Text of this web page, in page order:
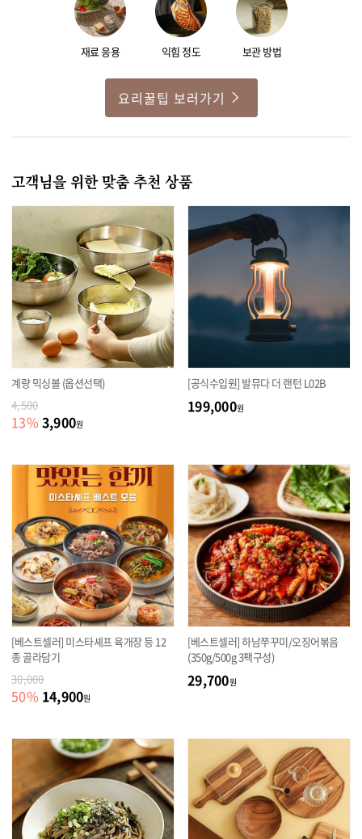
재료 응용 익힘 정도 보관 방법
요리꿀팁 보러가기
고객님을 위한 맞춤 추천 상품
계량 믹싱볼 (옵션선택)
4,500
13% 3,900원
[공식수입원] 발뮤다 더 랜턴 L02B
199,000원
[베스트셀러] 미스타셰프 육개장 등 12
종 골라담기
30,000
50% 14,900원
[베스트셀러] 하남쭈꾸미/오징어볶음
(350g/500g 3팩구성)
29,700원